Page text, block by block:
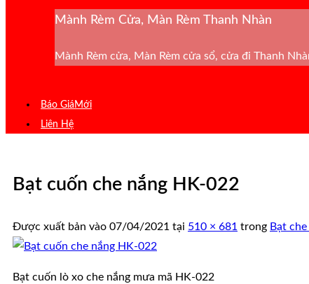
Mành Rèm Cửa, Màn Rèm Thanh Nhàn
Mành Rèm cửa, Màn Rèm cửa sổ, cửa đi Thanh
Báo Giá
Liên Hệ
Bạt cuốn che nắng HK-022
Được xuất bản vào 07/04/2021 tại 510 × 681 trong Bạt
Bạt cuốn lò xo che nắng mưa mã HK-022